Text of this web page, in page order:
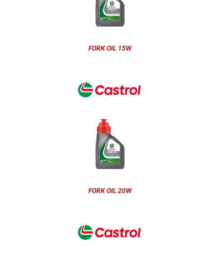
FORK OIL 15W
FORK OIL 20W